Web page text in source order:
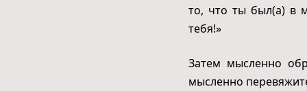
то, что ты был(а) в
тебя!»
Затем мысленно
мысленно